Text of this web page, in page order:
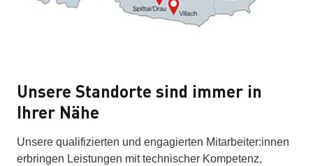
Unsere Standorte sind immer in
Ihrer Nähe
Unsere qualifizierten und engagierten Mitarbeiter:innen
erbringen Leistungen mit technischer Kompetenz,